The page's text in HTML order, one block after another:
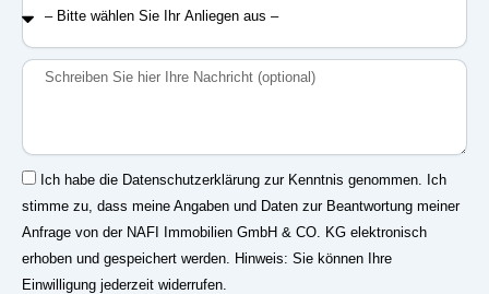
Bitte
Sie
Ihr
Nachricht
Einwilligung
Ich habe die Datenschutzerklärung zur Kenntnis genommen. Ich
stimme zu, dass meine Angaben und Daten zur Beantwortung meiner
Anfrage von der NAFI Immobilien GmbH & CO. KG elektronisch
erhoben und gespeichert werden. Hinweis: Sie können Ihre
Einwilligung jederzeit widerrufen.